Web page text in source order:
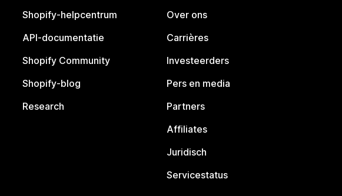
Shopify-helpcentrum
API-documentatie
Shopify Community
Shopify-blog
Research
Over ons
Carrières
Investeerders
Pers en media
Partners
Affiliates
Juridisch
Servicestatus